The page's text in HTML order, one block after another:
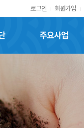
로그인 회원가입
주요사업